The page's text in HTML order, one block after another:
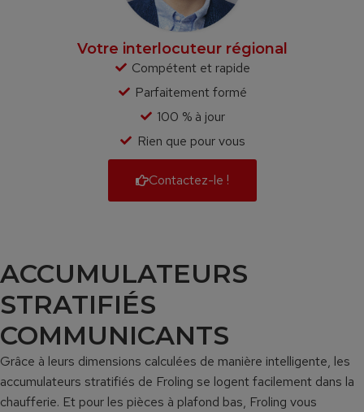
Votre interlocuteur régional
Compétent et rapide
Parfaitement formé
100 % à jour
Rien que pour vous
Contactez-le !
ACCUMULATEURS
STRATIFIÉS
COMMUNICANTS
Grâce à leurs dimensions calculées de manière intelligente, les
accumulateurs stratifiés de Froling se logent facilement dans la
chaufferie. Et pour les pièces à plafond bas, Froling vous